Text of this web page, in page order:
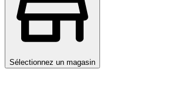
Sélectionnez un magasin